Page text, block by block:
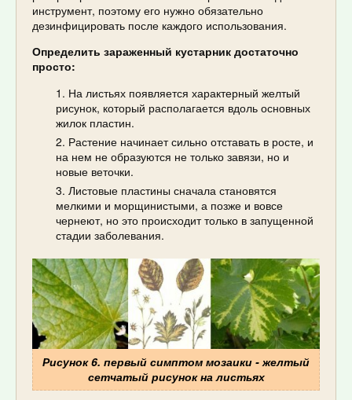
инструмент, поэтому его нужно обязательно
дезинфицировать после каждого использования.
Определить зараженный кустарник достаточно
просто:
На листьях появляется характерный желтый
рисунок, который располагается вдоль основных
жилок пластин.
Растение начинает сильно отставать в росте, и
на нем не образуются не только завязи, но и
новые веточки.
Листовые пластины сначала становятся
мелкими и морщинистыми, а позже и вовсе
чернеют, но это происходит только в запущенной
стадии заболевания.
Рисунок 6. первый симптом мозаики - желтый
сетчатый рисунок на листьях